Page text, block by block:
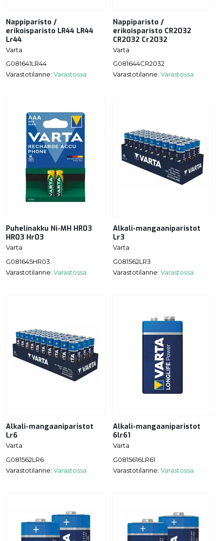
Nappiparisto /
erikoisparisto LR44 LR44
Lr44
Varta
G081641LR44
Varastotilanne: Varastossa
Nappiparisto /
erikoisparisto CR2032
CR2032 Cr2032
Varta
G081644CR2032
Varastotilanne: Varastossa
Puhelinakku Ni-MH HR03
HR03 Hr03
Varta
G081645HR03
Varastotilanne: Varastossa
Alkali-mangaaniparistot
Lr3
Varta
G081562LR3
Varastotilanne: Varastossa
Alkali-mangaaniparistot
Lr6
Varta
G081562LR6
Varastotilanne: Varastossa
Alkali-mangaaniparistot
6lr61
Varta
G0815616LR61
Varastotilanne: Varastossa